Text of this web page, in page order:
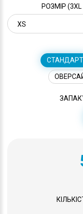
РОЗМІР (3XL
СТАНДАРТ